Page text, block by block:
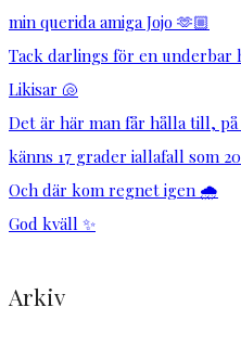
min querida amiga Jojo 🫶🏼
Tack darlings för en underbar
Likisar 🐚
Det är här man får hålla till,
känns 17 grader iallafall som
Och där kom regnet igen 🌧️
God kväll ✨
Arkiv